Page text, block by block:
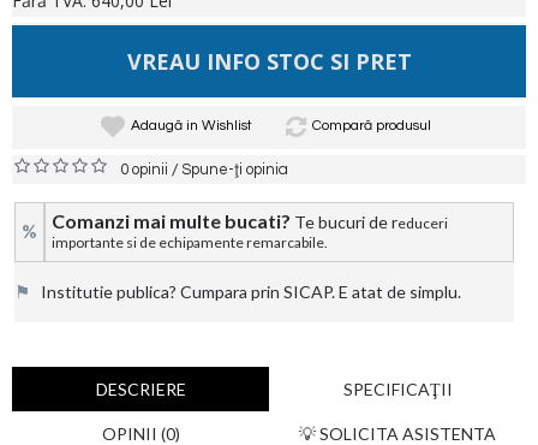
VREAU INFO STOC SI PRET
Adaugă in Wishlist Compară produsul
0 opinii /Spune-ţi opinia
% Comanzi mai multe bucati? Te bucuri de reduceri
importante si de echipamente remarcabile.
⚑ Institutie publica? Cumpara prin SICAP. E atat de simplu.
DESCRIERE SPECIFICAŢII
OPINII (0) 💡 SOLICITA ASISTENTA